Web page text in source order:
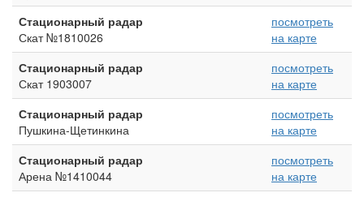
Стационарный радар
Скат №1810026
посмотреть
на карте
Стационарный радар
Скат 1903007
посмотреть
на карте
Стационарный радар
Пушкина-Щетинкина
посмотреть
на карте
Стационарный радар
Арена №1410044
посмотреть
на карте